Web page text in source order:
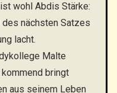
wohl Abdis Stärke:
des nächsten Satzes
lacht.
Malte
bringt
aus seinem Leben